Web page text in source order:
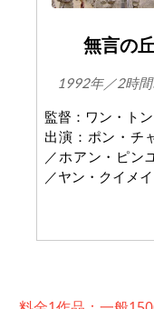
無言の
1992年／2時
監督：ワン・トン
出演：ポン・チ
／ホアン・ピン
／ヤン・クイメイ